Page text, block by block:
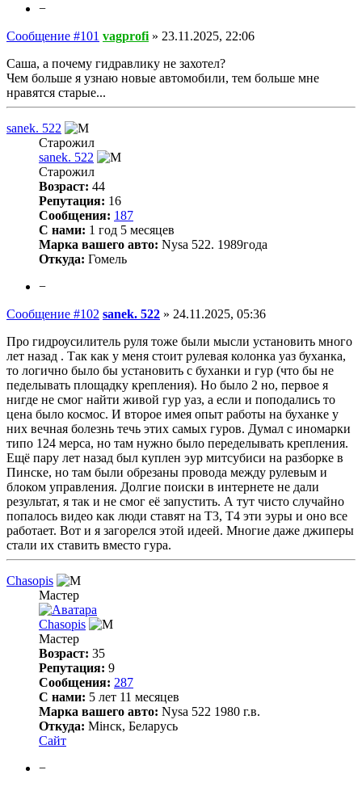
−
Сообщение #101 vagprofi » 23.11.2025, 22:06
Саша, а почему гидравлику не захотел?
Чем больше я узнаю новые автомобили, тем больше мне
нравятся старые...
sanek. 522
Старожил
sanek. 522
Старожил
Возраст: 44
Репутация: 16
Сообщения: 187
С нами: 1 год 5 месяцев
Марка вашего авто: Nysa 522. 1989года
Откуда: Гомель
−
Сообщение #102 sanek. 522 » 24.11.2025, 05:36
Про гидроусилитель руля тоже были мысли установить много
лет назад . Так как у меня стоит рулевая колонка уаз буханка,
то логично было бы установить с буханки и гур (что бы не
педелывать площадку крепления). Но было 2 но, первое я
нигде не смог найти живой гур уаз, а если и поподались то
цена было космос. И второе имея опыт работы на буханке у
них вечная болезнь течь этих самых гуров. Думал с иномарки
типо 124 мерса, но там нужно было переделывать крепления.
Ещё пару лет назад был куплен эур митсубиси на разборке в
Пинске, но там были обрезаны провода между рулевым и
блоком управления. Долгие поиски в интернете не дали
результат, я так и не смог её запустить. А тут чисто случайно
попалось видео как люди ставят на Т3, Т4 эти эуры и оно все
работает. Вот и я загорелся этой идеей. Многие даже джиперы
стали их ставить вместо гура.
Chasopis
Мастер
Chasopis
Мастер
Возраст: 35
Репутация: 9
Сообщения: 287
С нами: 5 лет 11 месяцев
Марка вашего авто: Nysa 522 1980 г.в.
Откуда: Мінск, Беларусь
Сайт
−